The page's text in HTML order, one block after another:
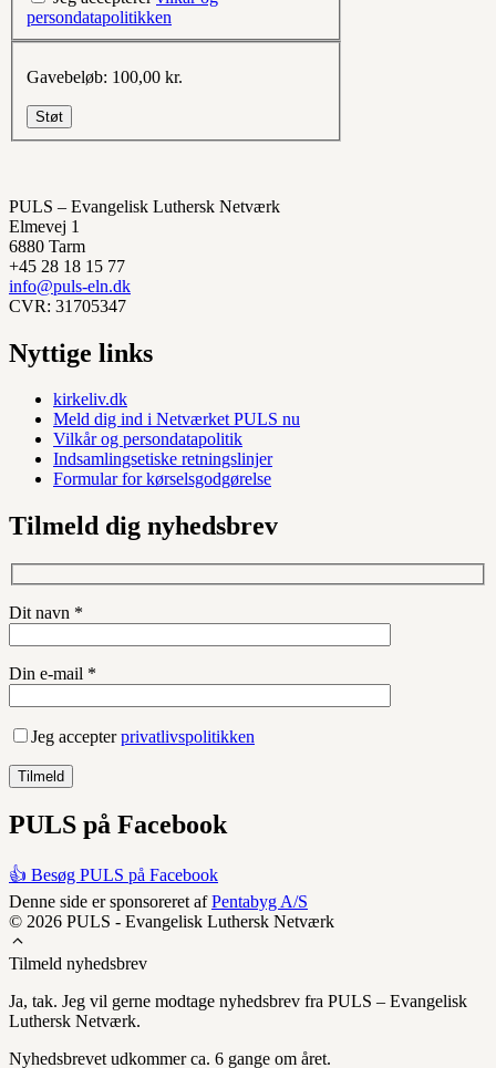
persondatapolitikken
Gavebeløb: 100,00 kr.
PULS – Evangelisk Luthersk Netværk
Elmevej 1
6880 Tarm
+45 28 18 15 77
info@puls-eln.dk
CVR: 31705347
Nyttige links
kirkeliv.dk
Meld dig ind i Netværket PULS nu
Vilkår og persondatapolitik
Indsamlingsetiske retningslinjer
Formular for kørselsgodgørelse
Tilmeld dig nyhedsbrev
Dit navn *
Din e-mail *
Jeg accepterprivatlivspolitikken
PULS på Facebook
👍 Besøg PULS på Facebook
Denne side er sponsoreret afPentabyg A/S
© 2026 PULS - Evangelisk Luthersk Netværk
Tilmeld nyhedsbrev
Ja, tak. Jeg vil gerne modtage nyhedsbrev fra PULS – Evangelisk
Luthersk Netværk.
Nyhedsbrevet udkommer ca. 6 gange om året.